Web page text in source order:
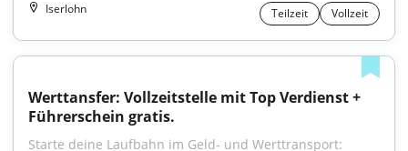
Iserlohn Teilzeit Vollzeit
Werttansfer: Vollzeitstelle mit Top Verdienst +
Führerschein gratis.
Starte deine Laufbahn im Geld- und Werttransport: